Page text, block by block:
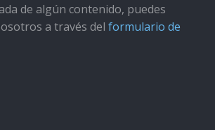
de algún contenido, puedes
a través del formulario de